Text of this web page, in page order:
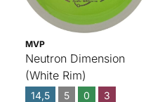
MVP
Neutron Dimension
(White Rim)
14,5 5 0 3